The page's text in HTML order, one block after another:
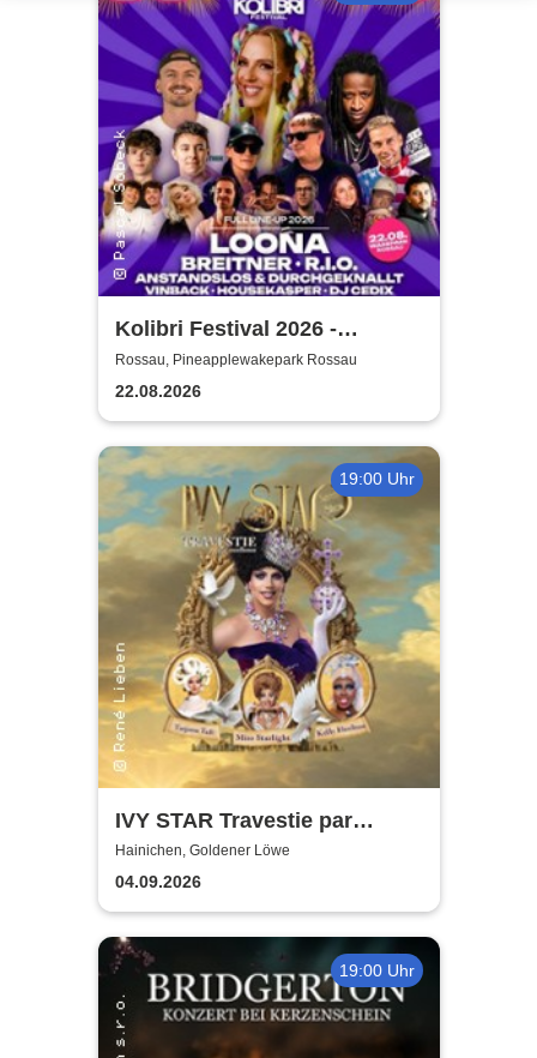
Kolibri Festival 2026 -
Sachsens Party-Festival
Rossau, Pineapplewakepark Rossau
22.08.2026
19:00 Uhr
IVY STAR Travestie par
Excellence
Hainichen, Goldener Löwe
04.09.2026
19:00 Uhr